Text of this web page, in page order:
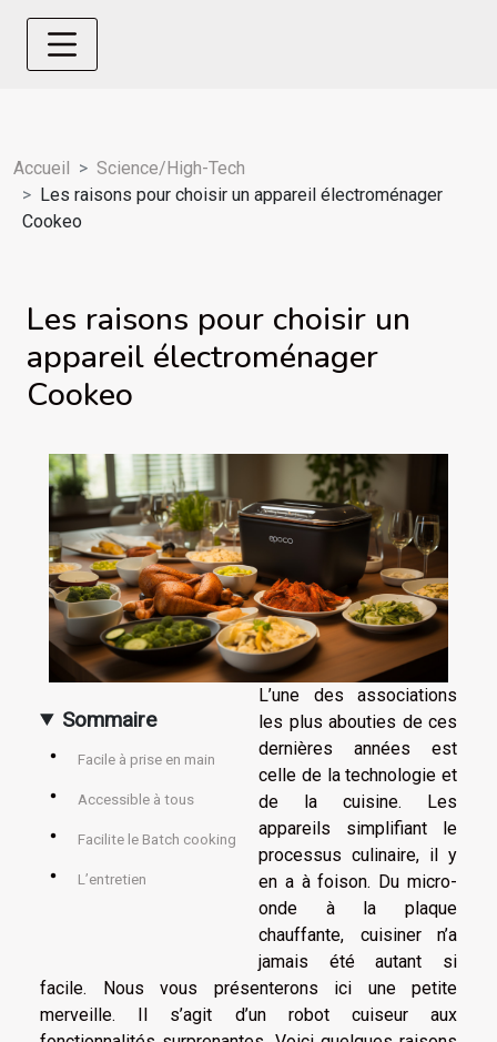
Accueil
Science/High-Tech
Les raisons pour choisir un appareil électroménager
Cookeo
Les raisons pour choisir un
appareil électroménager
Cookeo
Sommaire
Facile à prise en main
Accessible à tous
Facilite le Batch cooking
L’entretien
L’une des associations
les plus abouties de ces
dernières années est
celle de la technologie et
de la cuisine. Les
appareils simplifiant le
processus culinaire, il y
en a à foison. Du micro-
onde à la plaque
chauffante, cuisiner n’a
jamais été autant si
facile. Nous vous présenterons ici une petite
merveille. Il s’agit d’un robot cuiseur aux